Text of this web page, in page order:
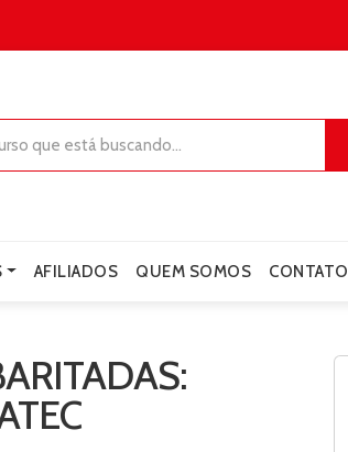
AFILIADOS QUEM SOMOS CONTATO